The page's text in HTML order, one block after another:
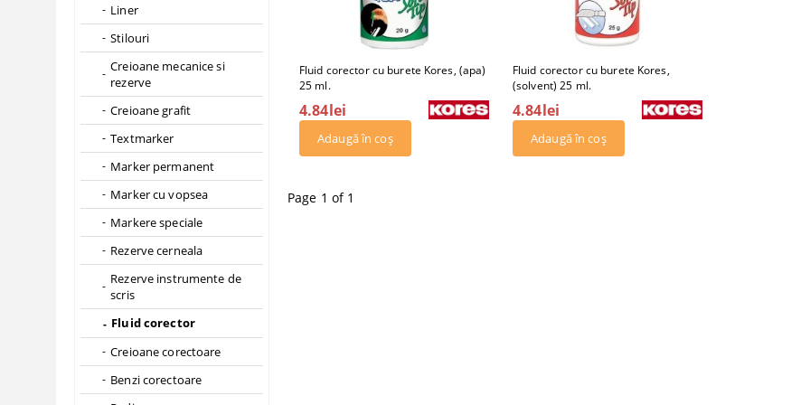
Liner
Stilouri
Creioane mecanice si
rezerve
Creioane grafit
Textmarker
Marker permanent
Marker cu vopsea
Markere speciale
Rezerve cerneala
Rezerve instrumente de
scris
Fluid corector
Creioane corectoare
Benzi corectoare
Fluid corector cu burete Kores, (apa)
25 ml.
4.84lei
Fluid corector cu burete Kores,
(solvent) 25 ml.
4.84lei
Page 1 of 1